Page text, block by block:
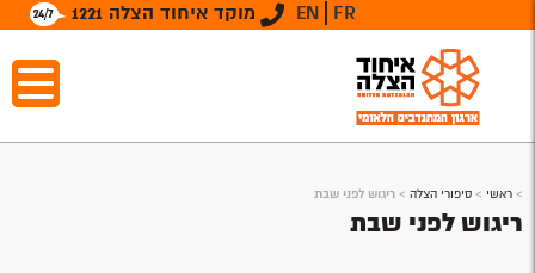
מוקד איחוד הצלה 1221 EN FR
> ראשי > סיפורי הצלה > ריגוש לפני שבת
ריגוש לפני שבת